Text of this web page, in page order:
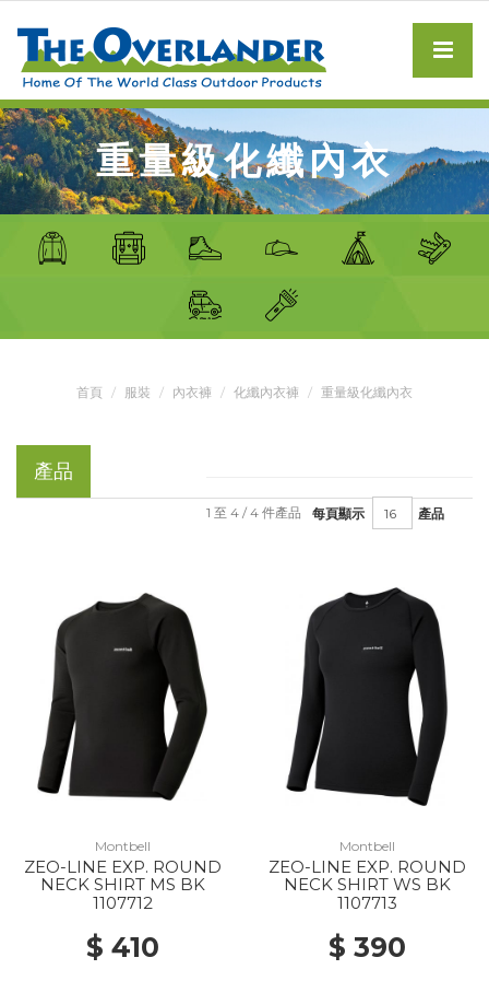
重量級化纖內衣
首頁 服裝 內衣褲 化纖內衣褲 重量級化纖內衣
產品
每頁顯示 產品
1 至 4 / 4 件產品
Montbell
ZEO-LINE EXP. ROUND
NECK SHIRT MS BK
1107712
$ 410
Montbell
ZEO-LINE EXP. ROUND
NECK SHIRT WS BK
1107713
$ 390